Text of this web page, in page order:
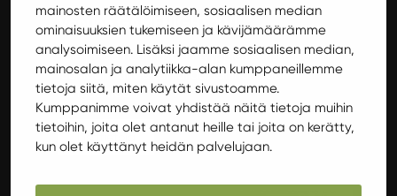
mainosten räätälöimiseen, sosiaalisen median
ominaisuuksien tukemiseen ja kävijämäärämme
analysoimiseen. Lisäksi jaamme sosiaalisen median,
mainosalan ja analytiikka-alan kumppaneillemme
tietoja siitä, miten käytät sivustoamme.
Kumppanimme voivat yhdistää näitä tietoja muihin
tietoihin, joita olet antanut heille tai joita on kerätty,
kun olet käyttänyt heidän palvelujaan.
Venuen GAMENIGHT XVI
Tule pelaamaan kivojen tyyppien kanssa pelejä,
juomaan kahvia tai kaljaa, tai ihan vaan
hengaamaan.
Lisätietoja